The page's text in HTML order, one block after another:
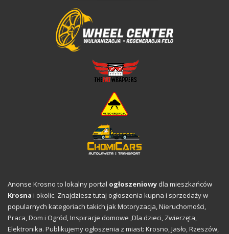
Anonse Krosno to lokalny portal ogłoszeniowy dla mieszkańców
Krosna i okolic. Znajdziesz tutaj ogłoszenia kupna i sprzedaży w
popularnych kategoriach takich jak Motoryzacja, Nieruchomości,
Praca,Dom i Ogród,Inspiracje domowe ,Dla dzieci, Zwierzęta,
Elektronika. Publikujemy ogłoszenia z miast: Krosno, Jasło, Rzeszów,